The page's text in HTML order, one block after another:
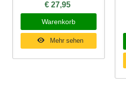
€ 27,95
Warenkorb
Mehr sehen